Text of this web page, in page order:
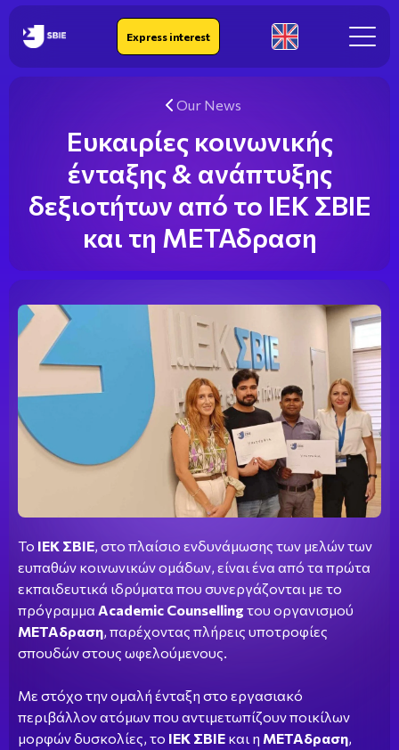
IEK SBIE Express interest
En
Our News
Ευκαιρίες κοινωνικής
ένταξης & ανάπτυξης
δεξιοτήτων από το ΙΕΚ ΣΒΙΕ
και τη ΜΕΤΑδραση
To ΙΕΚ ΣΒΙΕ, στο πλαίσιο ενδυνάμωσης των μελών των
ευπαθών κοινωνικών ομάδων, είναι ένα από τα πρώτα
εκπαιδευτικά ιδρύματα που συνεργάζονται με το
πρόγραμμα Academic Counselling του οργανισμού
METAδραση, παρέχοντας πλήρεις υποτροφίες
σπουδών στους ωφελούμενους.
Με στόχο την ομαλή ένταξη στο εργασιακό
περιβάλλον ατόμων που αντιμετωπίζουν ποικίλων
μορφών δυσκολίες, το ΙΕΚ ΣΒΙΕ και η ΜΕΤΑδραση,